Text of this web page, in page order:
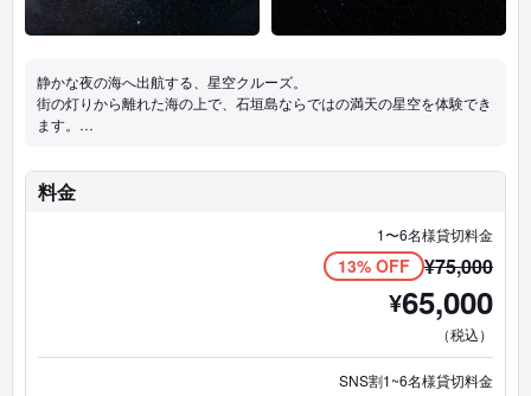
静かな夜の海へ出航する、星空クルーズ。
街の灯りから離れた海の上で、石垣島ならではの満天の星空を体験でき
ます。
記憶に残る、幻想的なナイトクルージングです。
所要時間：約70分
最大12名まで
料金
1〜6名様貸切料金
13% OFF ¥75,000
¥65,000
（税込）
SNS割1~6名様貸切料金